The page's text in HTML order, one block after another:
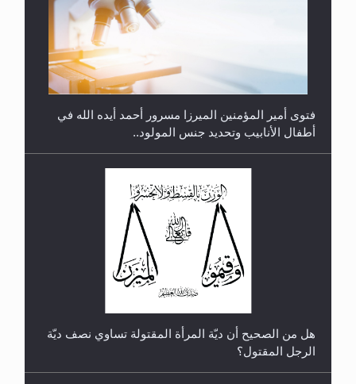
رأيٌ في لغة المسيح الموعود عليه السلام.. 4...
فتوى أمير المؤمنين الميرزا مسرور أحمد أيده الله في
أطفال الأنابيب وتحديد جنس المولود..
هل من الصحيح أن ديّة المرأة المقتولة تساوي نصف ديّة
الرجل المقتول؟